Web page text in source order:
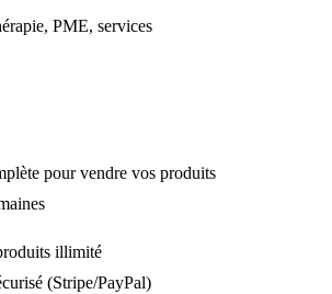
PME, services
pour vendre vos produits
illimité
(Stripe/PayPal)